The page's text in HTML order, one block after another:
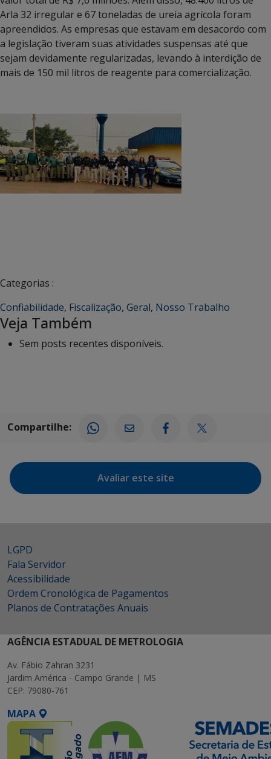
Arla 32 irregular e 67 toneladas de ureia agrícola foram
apreendidos. As empresas que estavam em desacordo com
a legislação tiveram suas atividades suspensas até que
sejam devidamente regularizadas, levando à interdição de
mais de 150 mil litros de reagente para comercialização.
Categorias :
Confiabilidade, Fiscalização, Geral, Nosso Trabalho
Veja Também
Sem posts recentes disponíveis.
Compartilhe:
Avaliar este site
LGPD
Fala Servidor
Acessibilidade
Ordem Cronológica de Pagamentos
Planos de Contratações Anuais
AGÊNCIA ESTADUAL DE METROLOGIA
Av. Fábio Zahran 3231
Jardim América - Campo Grande | MS
CEP: 79080-761
MAPA